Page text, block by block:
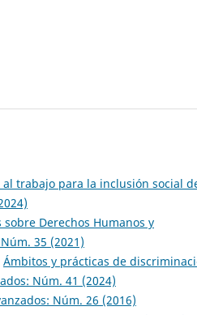
trabajo para la inclusión social
sobre Derechos Humanos y
35 (2021)
Ámbitos y prácticas de
Núm. 41 (2024)
Núm. 26 (2016)